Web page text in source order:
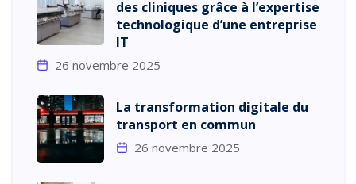
des cliniques grâce à l’expertise
technologique d’une entreprise
IT
26 novembre 2025
La transformation digitale du
transport en commun
26 novembre 2025